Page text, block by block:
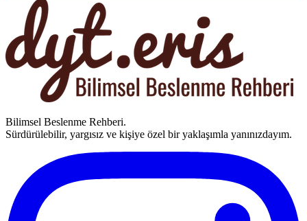
Bilimsel Beslenme Rehberi.
Sürdürülebilir, yargısız ve kişiye özel bir yaklaşımla yanınızdayım.